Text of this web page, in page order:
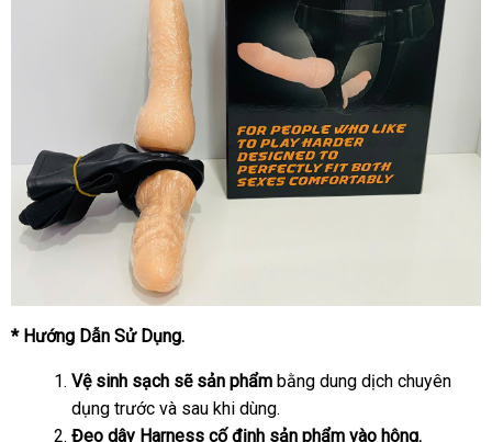
* Hướng Dẫn Sử Dụng.
Vệ sinh sạch sẽ sản phẩm bằng dung dịch chuyên
dụng trước và sau khi dùng.
Đeo dây Harness cố định sản phẩm vào hông.